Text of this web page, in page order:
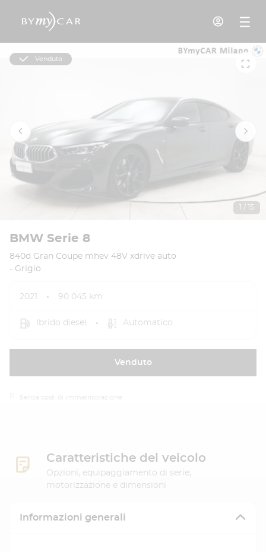
Venduto
1 / 15
BMW Serie 8
840d Gran Coupe mhev 48V xdrive auto
- Grigio
2021 90 045 km
Ibrido diesel Automatico
Venduto
(1) Senza costi di immatricolazione.
Caratteristiche del veicolo
Opzioni, equipaggiamento di serie,
motorizzazione e dimensioni
Informazioni generali